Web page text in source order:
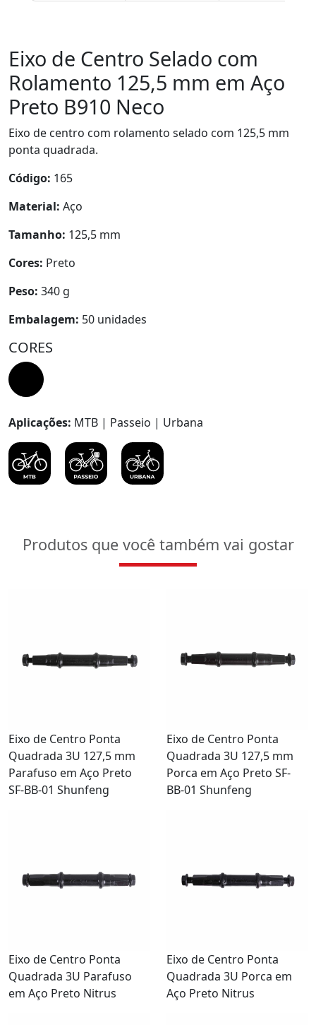
Eixo de Centro Selado com
Rolamento 125,5 mm em Aço
Preto B910 Neco
Eixo de centro com rolamento selado com 125,5 mm
ponta quadrada.
Código: 165
Material: Aço
Tamanho: 125,5 mm
Cores: Preto
Peso: 340 g
Embalagem: 50 unidades
CORES
Aplicações: MTB | Passeio | Urbana
Produtos que você também vai gostar
Eixo de Centro Ponta
Quadrada 3U 127,5 mm
Parafuso em Aço Preto
SF-BB-01 Shunfeng
Eixo de Centro Ponta
Quadrada 3U 127,5 mm
Porca em Aço Preto SF-
BB-01 Shunfeng
Eixo de Centro Ponta
Quadrada 3U Parafuso
em Aço Preto Nitrus
Eixo de Centro Ponta
Quadrada 3U Porca em
Aço Preto Nitrus